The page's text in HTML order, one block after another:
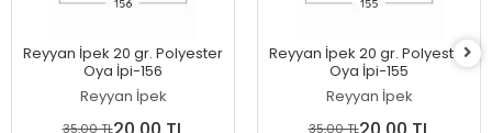
Reyyan İpek 20 gr. Polyester
Oya İpi-156
Reyyan İpek
35,00 TL
Reyyan İpek 20 gr. Polyester
Oya İpi-155
Reyyan İpek
35,00 TL